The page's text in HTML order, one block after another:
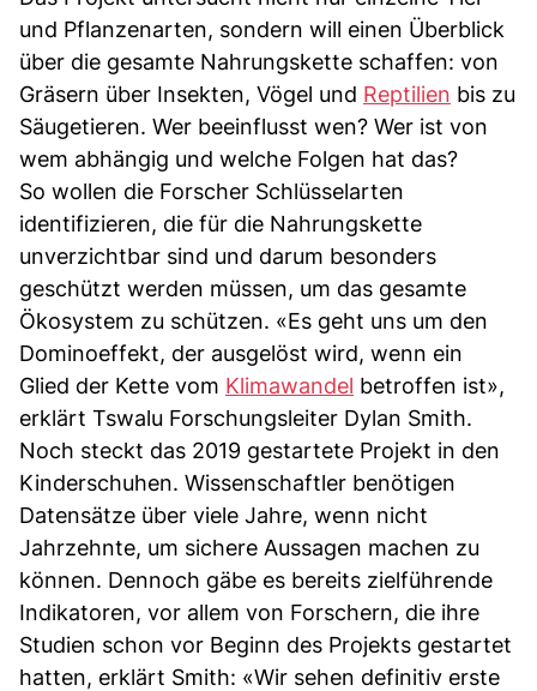
und Pflanzenarten, sondern will einen Überblick
über die gesamte Nahrungskette schaffen: von
Gräsern über Insekten, Vögel und Reptilien bis zu
Säugetieren. Wer beeinflusst wen? Wer ist von
wem abhängig und welche Folgen hat das?
So wollen die Forscher Schlüsselarten
identifizieren, die für die Nahrungskette
unverzichtbar sind und darum besonders
geschützt werden müssen, um das gesamte
Ökosystem zu schützen. «Es geht uns um den
Dominoeffekt, der ausgelöst wird, wenn ein
Glied der Kette vom Klimawandel betroffen ist»,
erklärt Tswalu Forschungsleiter Dylan Smith.
Noch steckt das 2019 gestartete Projekt in den
Kinderschuhen. Wissenschaftler benötigen
Datensätze über viele Jahre, wenn nicht
Jahrzehnte, um sichere Aussagen machen zu
können. Dennoch gäbe es bereits zielführende
Indikatoren, vor allem von Forschern, die ihre
Studien schon vor Beginn des Projekts gestartet
hatten, erklärt Smith: «Wir sehen definitiv erste